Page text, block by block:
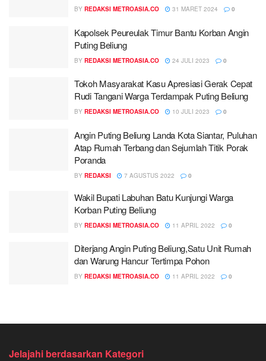
BY REDAKSI METROASIA.CO 31 MARET 2024 0
Kapolsek Peureulak Timur Bantu Korban Angin
Puting Beliung
BY REDAKSI METROASIA.CO 24 JULI 2023 0
Tokoh Masyarakat Kasu Apresiasi Gerak Cepat
Rudi Tangani Warga Terdampak Puting Beliung
BY REDAKSI METROASIA.CO 10 JULI 2023 0
Angin Puting Beliung Landa Kota Siantar, Puluhan
Atap Rumah Terbang dan Sejumlah Titik Porak
Poranda
BY REDAKSI 7 AGUSTUS 2022 0
Wakil Bupati Labuhan Batu Kunjungi Warga
Korban Puting Beliung
BY REDAKSI METROASIA.CO 11 APRIL 2022 0
Diterjang Angin Puting Beliung,Satu Unit Rumah
dan Warung Hancur Tertimpa Pohon
BY REDAKSI METROASIA.CO 11 APRIL 2022 0
Jelajahi berdasarkan Kategori